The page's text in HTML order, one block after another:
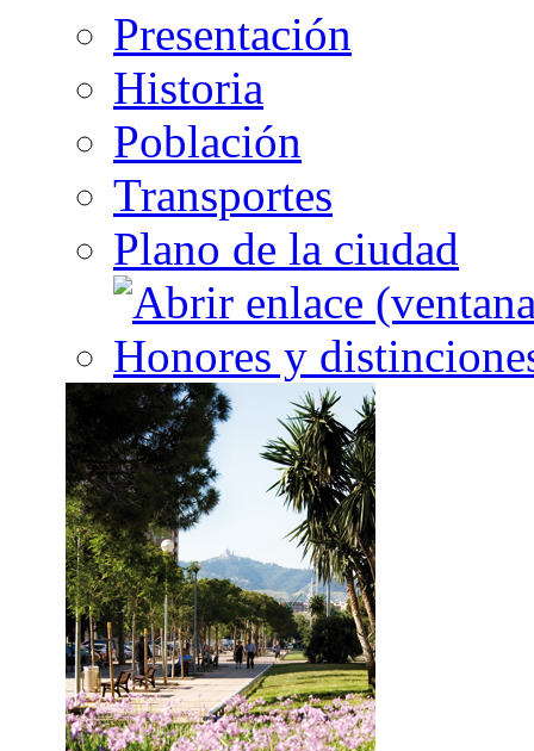
Presentación
Historia
Población
Transportes
Plano de la ciudad
Honores y